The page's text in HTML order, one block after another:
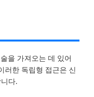
을 가져오는 데 있어
러한 독립형 접근은 신
다.